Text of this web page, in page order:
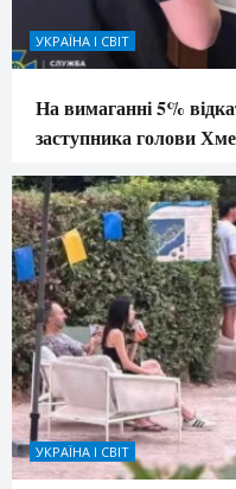
УКРАЇНА І СВІТ
На вимаганні 5%
заступника голови
УКРАЇНА І СВІТ